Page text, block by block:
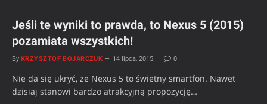
Jeśli te wyniki to prawda, to Nexus 5 (2015)
pozamiata wszystkich!
By KRZYSZTOF BOJARCZUK 14 lipca, 2015 0
Nie da się ukryć, że Nexus 5 to świetny smartfon. Nawet
dzisiaj stanowi bardzo atrakcyjną propozycję…